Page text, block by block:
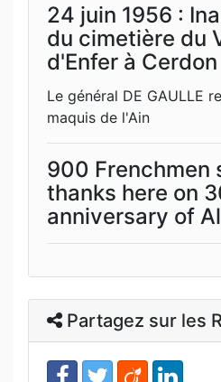
24 juin 1956 :
du cimetière du
d'Enfer à Cerdon
Le général DE GAULLE
maquis de l'Ain
900 Frenchmen
thanks here on
anniversary of
Partagez sur les